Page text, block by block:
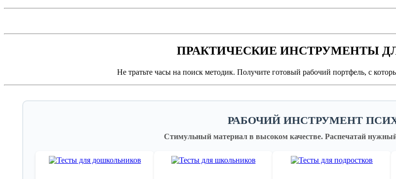
ПРАКТИЧЕСКИЕ ИНСТРУМЕНТЫ
Не тратьте часы на поиск методик. Получите готовый рабочий портфель, с
РАБОЧИЙ ИНСТРУМЕНТ
Стимульный материал в высоком качестве. Распечатай